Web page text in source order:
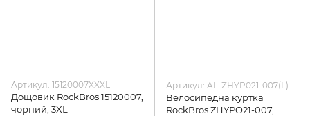
Артикул: 15120007XXXL
Дощовик RockBros 15120007,
чорний, 3XL
Артикул: AL-ZHYP021-007(L)
Велосипедна куртка
RockBros ZHYPO21-007,